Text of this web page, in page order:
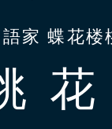
家 蝶花楼